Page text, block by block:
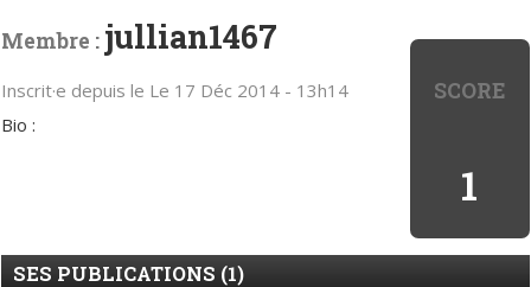
SCORE
1
Membre : jullian1467
Inscrit·e depuis le Le 17 Déc 2014 - 13h14
Bio :
SES PUBLICATIONS (1)